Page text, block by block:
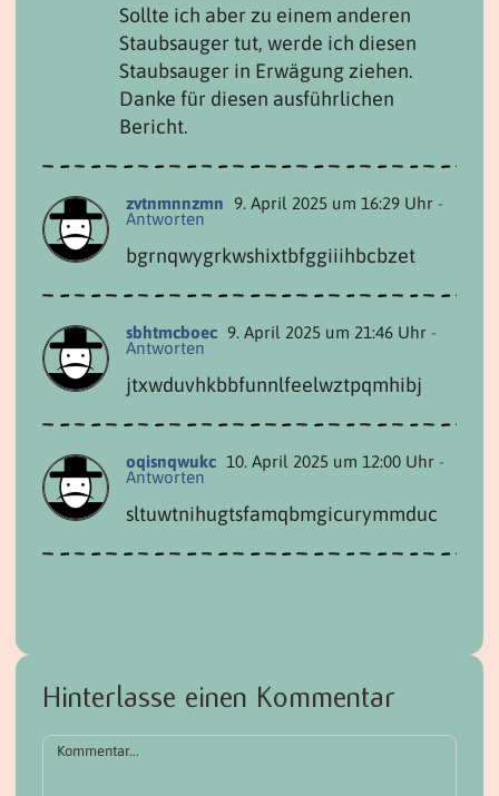
Sollte ich aber zu einem anderen
Staubsauger tut, werde ich diesen
Staubsauger in Erwägung ziehen.
Danke für diesen ausführlichen
Bericht.
zvtnmnnzmn 9. April 2025 um 16:29 Uhr -
Antworten
bgrnqwygrkwshixtbfggiiihbcbzet
sbhtmcboec 9. April 2025 um 21:46 Uhr -
Antworten
jtxwduvhkbbfunnlfeelwztpqmhibj
oqisnqwukc 10. April 2025 um 12:00 Uhr -
Antworten
sltuwtnihugtsfamqbmgicurymmduc
Hinterlasse einen Kommentar
Kommentar